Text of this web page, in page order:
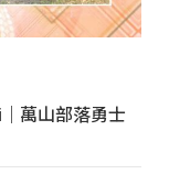
萬山部落勇士